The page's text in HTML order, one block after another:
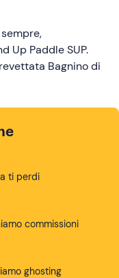
Up Paddle SUP.
Bagnino di
ti perdi
commissioni
ghosting